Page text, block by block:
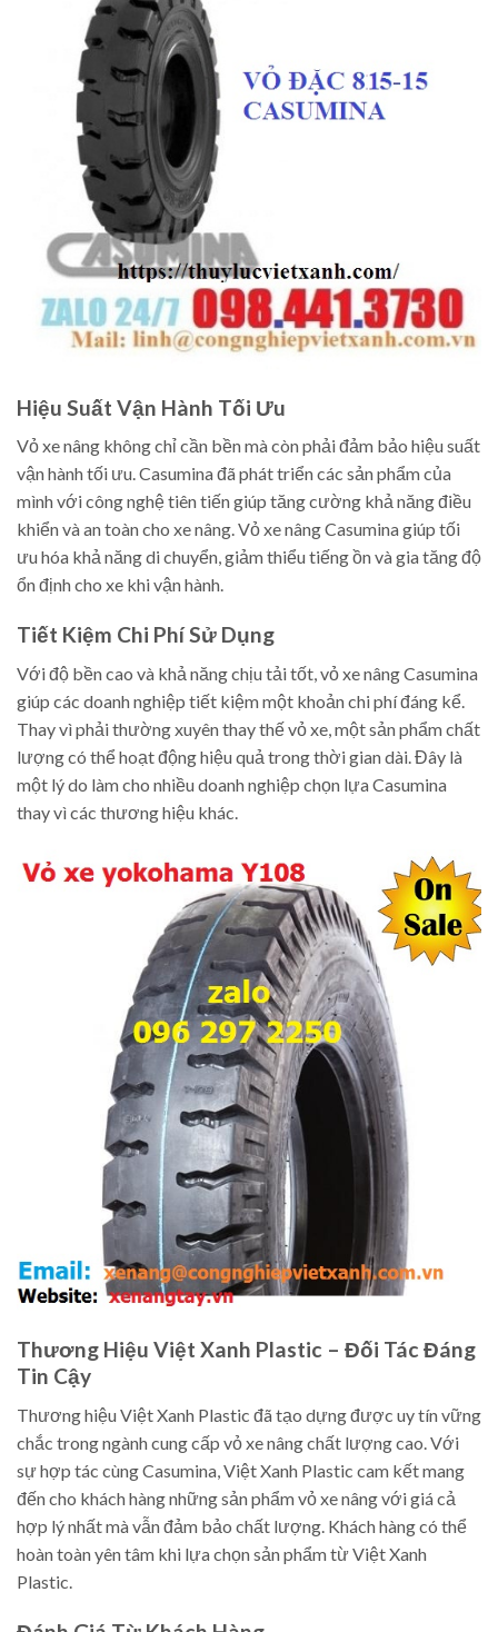
Hiệu Suất Vận Hành Tối Ưu
Vỏ xe nâng không chỉ cần bền mà còn phải đảm bảo hiệu suất
vận hành tối ưu. Casumina đã phát triển các sản phẩm của
mình với công nghệ tiên tiến giúp tăng cường khả năng điều
khiển và an toàn cho xe nâng. Vỏ xe nâng Casumina giúp tối
ưu hóa khả năng di chuyển, giảm thiểu tiếng ồn và gia tăng độ
ổn định cho xe khi vận hành.
Tiết Kiệm Chi Phí Sử Dụng
Với độ bền cao và khả năng chịu tải tốt, vỏ xe nâng Casumina
giúp các doanh nghiệp tiết kiệm một khoản chi phí đáng kể.
Thay vì phải thường xuyên thay thế vỏ xe, một sản phẩm chất
lượng có thể hoạt động hiệu quả trong thời gian dài. Đây là
một lý do làm cho nhiều doanh nghiệp chọn lựa Casumina
thay vì các thương hiệu khác.
Thương Hiệu Việt Xanh Plastic – Đối Tác Đáng
Tin Cậy
Thương hiệu Việt Xanh Plastic đã tạo dựng được uy tín vững
chắc trong ngành cung cấp vỏ xe nâng chất lượng cao. Với
sự hợp tác cùng Casumina, Việt Xanh Plastic cam kết mang
đến cho khách hàng những sản phẩm vỏ xe nâng với giá cả
hợp lý nhất mà vẫn đảm bảo chất lượng. Khách hàng có thể
hoàn toàn yên tâm khi lựa chọn sản phẩm từ Việt Xanh
Plastic.